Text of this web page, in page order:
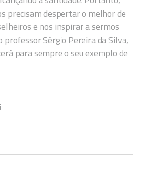
precisam despertar o melhor de
e nos inspirar a sermos
professor Sérgio Pereira da Silva,
para sempre o seu exemplo de